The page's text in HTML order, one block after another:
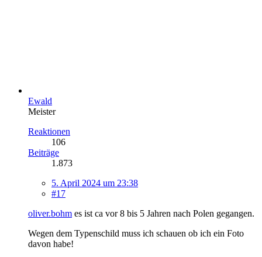
Ewald
Meister
Reaktionen
106
Beiträge
1.873
5. April 2024 um 23:38
#17
oliver.bohm es ist ca vor 8 bis 5 Jahren nach Polen gegangen.
Wegen dem Typenschild muss ich schauen ob ich ein Foto
davon habe!